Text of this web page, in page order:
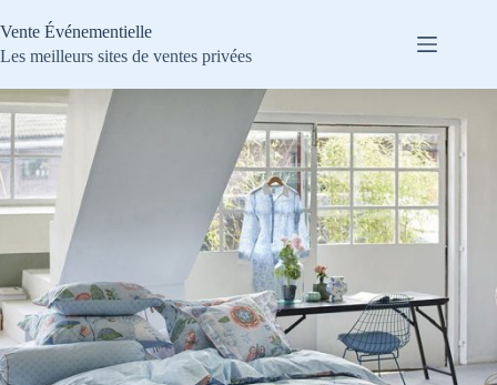
au
contenu
Vente Événementielle
Les meilleurs sites de ventes privées